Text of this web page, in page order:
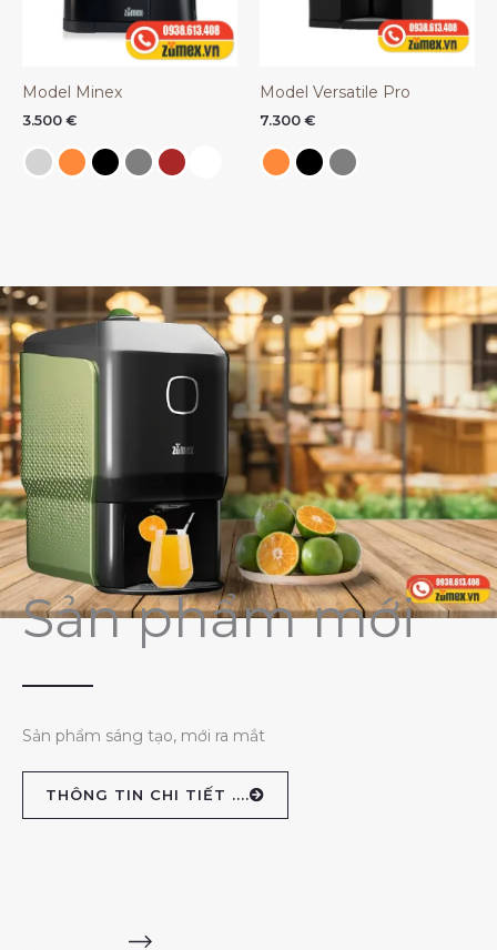
Model Minex
3.500 €
Model Versatile Pro
7.300 €
Sản phẩm mới
Sản phẩm sáng tạo, mới ra mắt
THÔNG TIN CHI TIẾT ....